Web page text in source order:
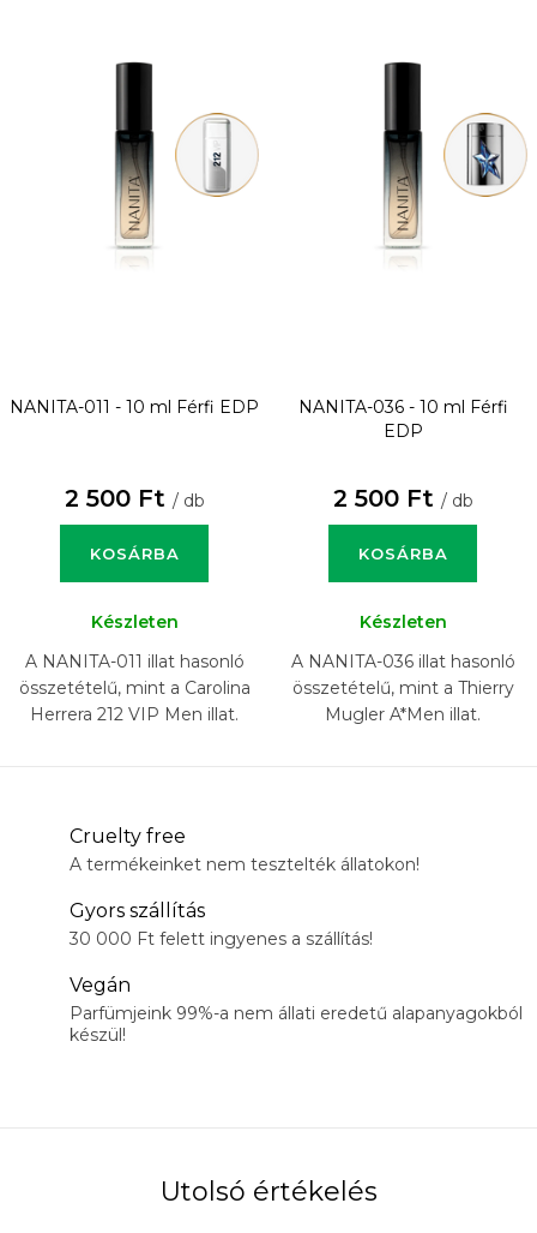
NANITA-011 - 10 ml Férfi EDP
2 500 Ft / db
KOSÁRBA
Készleten
A NANITA-011 illat hasonló
összetételű, mint a Carolina
Herrera 212 VIP Men illat.
NANITA-036 - 10 ml
Férfi
EDP
2 500 Ft / db
KOSÁRBA
Készleten
A NANITA-036 illat hasonló
összetételű, mint a Thierry
Mugler A*Men illat.
Cruelty free
A termékeinket nem tesztelték állatokon!
Gyors szállítás
30 000 Ft felett ingyenes a szállítás!
Vegán
Parfümjeink 99%-a nem állati eredetű alapanyagokból
készül!
Utolsó értékelés